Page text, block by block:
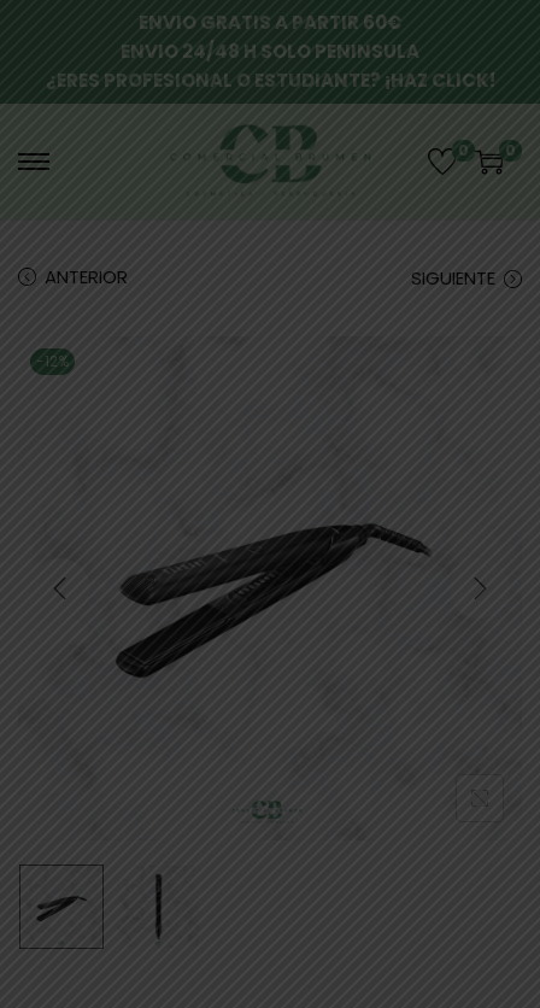
ENVIO GRATIS A PARTIR 60€
ENVIO 24/48 H SOLO PENINSULA
¿ERES PROFESIONAL O ESTUDIANTE? ¡HAZ CLICK!
0 0
ANTERIOR SIGUIENTE
-12%